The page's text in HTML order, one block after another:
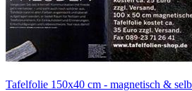
Tafelfolie 150x40 cm - magnetisch &